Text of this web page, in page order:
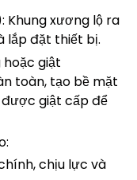
Khung xương lộ ra
lắp đặt thiết bị.
giật
toàn, tạo bề mặt
giật cấp để
chịu lực và